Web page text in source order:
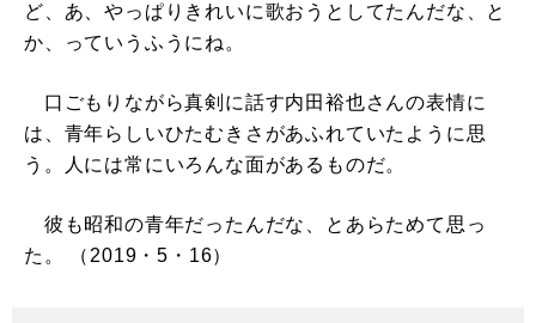
ど、あ、やっぱりきれいに歌おうとしてたんだな、と
か、っていうふうにね。
口ごもりながら真剣に話す内田裕也さんの表情に
は、青年らしいひたむきさがあふれていたように思
う。人には常にいろんな面があるものだ。
彼も昭和の青年だったんだな、とあらためて思っ
た。 （2019・5・16）